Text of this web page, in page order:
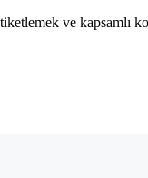
ve kapsamlı